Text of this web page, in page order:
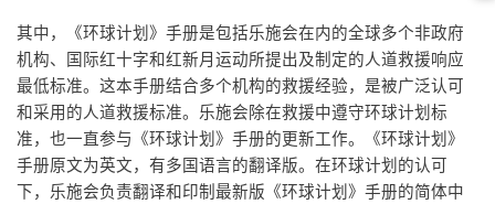
其中，《环球计划》手册是包括乐施会在内的全球多个非政府
机构、国际红十字和红新月运动所提出及制定的人道救援响应
最低标准。这本手册结合多个机构的救援经验，是被广泛认可
和采用的人道救援标准。乐施会除在救援中遵守环球计划标
准，也一直参与《环球计划》手册的更新工作。《环球计划》
手册原文为英文，有多国语言的翻译版。在环球计划的认可
下，乐施会负责翻译和印制最新版《环球计划》手册的简体中